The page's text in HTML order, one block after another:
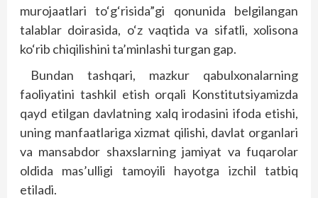
murojaatlari to‘g‘risida”gi qonunida belgilangan
talablar doirasida, o‘z vaqtida va sifatli, xolisona
ko‘rib chiqilishini ta’minlashi turgan gap.
Bundan tashqari, mazkur qabulxonalarning
faoliyatini tashkil etish orqali Konstitutsiyamizda
qayd etilgan davlatning xalq irodasini ifoda etishi,
uning manfaatlariga xizmat qilishi, davlat organlari
va mansabdor shaxslarning jamiyat va fuqarolar
oldida mas’ulligi tamoyili hayotga izchil tatbiq
etiladi.